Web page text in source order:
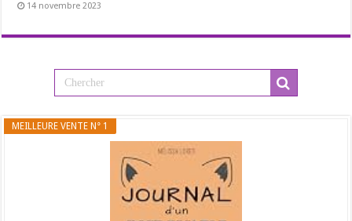
14 novembre 2023
MEILLEURE VENTE N° 1